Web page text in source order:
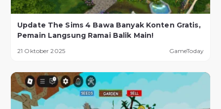
Update The Sims 4 Bawa Banyak Konten Gratis,
Pemain Langsung Ramai Balik Main!
21 Oktober 2025 GameToday